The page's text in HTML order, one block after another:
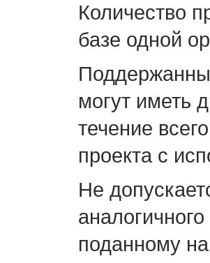
Количество
базе одной
могут иметь
течение
проекта с
Не
поданному